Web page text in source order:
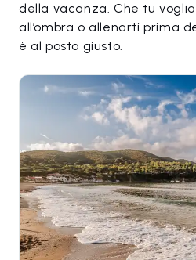
della vacanza. Che tu
all’ombra o allenarti prima
è al posto giusto.